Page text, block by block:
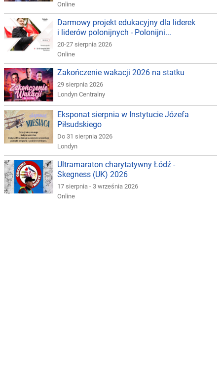
Online
Darmowy projekt edukacyjny dla liderek
i liderów polonijnych - Polonijni...
20-27 sierpnia 2026
Online
Zakończenie wakacji 2026 na statku
29 sierpnia 2026
Londyn Centralny
Eksponat sierpnia w Instytucie Józefa
Piłsudskiego
Do 31 sierpnia 2026
Londyn
Ultramaraton charytatywny Łódź -
Skegness (UK) 2026
17 sierpnia - 3 września 2026
Online